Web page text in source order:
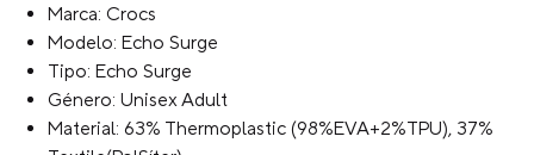
Marca: Crocs
Modelo: Echo Surge
Tipo: Echo Surge
Género: Unisex Adult
Material: 63% Thermoplastic (98%EVA+2%TPU), 37%